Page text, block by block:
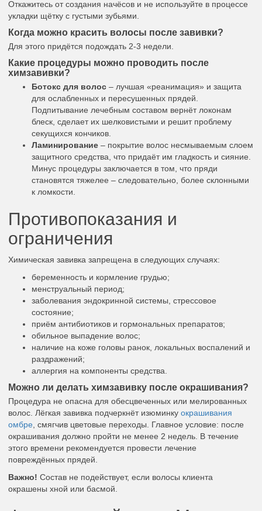
Откажитесь от создания начёсов и не используйте в процессе
укладки щётку с густыми зубьями.
Когда можно красить волосы после завивки?
Для этого придётся подождать 2-3 недели.
Какие процедуры можно проводить после
химзавивки?
Ботокс для волос – лучшая «реанимация» и защита
для ослабленных и пересушенных прядей.
Подпитывание лечебным составом вернёт локонам
блеск, сделает их шелковистыми и решит проблему
секущихся кончиков.
Ламинирование – покрытие волос несмываемым слоем
защитного средства, что придаёт им гладкость и сияние.
Минус процедуры заключается в том, что пряди
становятся тяжелее – следовательно, более склонными
к ломкости.
Противопоказания и
ограничения
Химическая завивка запрещена в следующих случаях:
беременность и кормление грудью;
менструальный период;
заболевания эндокринной системы, стрессовое
состояние;
приём антибиотиков и гормональных препаратов;
обильное выпадение волос;
наличие на коже головы ранок, локальных воспалений и
раздражений;
аллергия на компоненты средства.
Можно ли делать химзавивку после окрашивания?
Процедура не опасна для обесцвеченных или мелированных
волос. Лёгкая завивка подчеркнёт изюминку окрашивания
омбре , смягчив цветовые переходы. Главное условие: после
окрашивания должно пройти не менее 2 недель. В течение
этого времени рекомендуется провести лечение
повреждённых прядей.
Важно! Состав не подействует, если волосы клиента
окрашены хной или басмой.